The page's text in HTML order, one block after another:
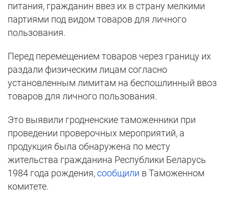
питания, гражданин ввез их в страну мелкими
партиями под видом товаров для личного
пользования.
Перед перемещением товаров через границу их
раздали физическим лицам согласно
установленным лимитам на беспошлинный ввоз
товаров для личного пользования.
Это выявили гродненские таможенники при
проведении проверочных мероприятий, а
продукция была обнаружена по месту
жительства гражданина Республики Беларусь
1984 года рождения,сообщили в Таможенном
комитете.